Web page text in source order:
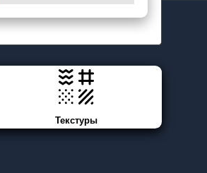
Текстуры